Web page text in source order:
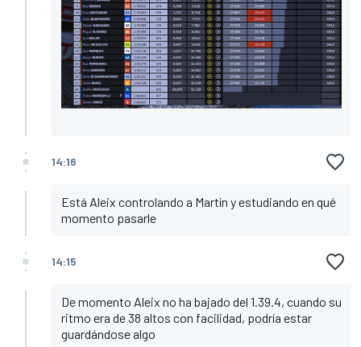
14:16
Está Aleix controlando a Martín y estudiando en qué
momento pasarle
14:15
De momento Aleix no ha bajado del 1.39.4, cuando su
ritmo era de 38 altos con facilidad, podría estar
guardándose algo